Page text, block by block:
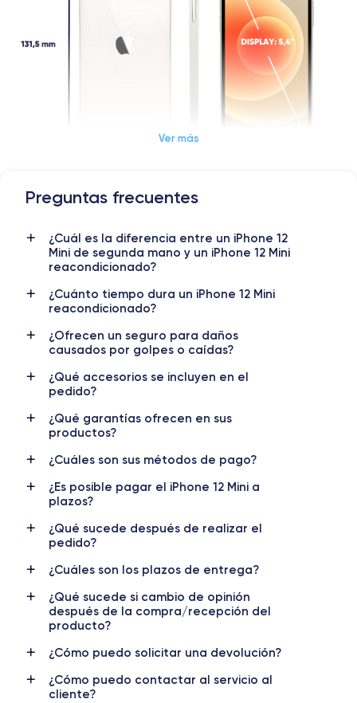
Dimensiones y Peso iPhone 12 Mini
Lanzamiento
13/10/2020
Sist. operativo
iOS (iOS 26)
Dimensiones
131.5×64.2×7.4 mm
Peso
Pantalla
IPS LCD
Resol. pantalla
2340 x 1080 píxeles
Nombre CPU
Apple A14 Bionic 6
Nombre GPU
4 Core GPU
Frec. procesador
Cámara
Resolución vídeo
4K - 3840x2160px
Carga rápida
Si, mínimo 20W
3046 mAh SIM + eSIM
Red móvil
Ver más
Preguntas frecuentes
¿Cuál es la diferencia entre un iPhone 12
Mini de segunda mano y un iPhone 12 Mini
reacondicionado?
¿Cuánto tiempo dura un iPhone 12 Mini
reacondicionado?
¿Ofrecen un seguro para daños
causados por golpes o caídas?
¿Qué accesorios se incluyen en el
pedido?
¿Qué garantías ofrecen en sus
productos?
¿Cuáles son sus métodos de pago?
¿Es posible pagar el iPhone 12 Mini a
plazos?
¿Qué sucede después de realizar el
pedido?
¿Cuáles son los plazos de entrega?
¿Qué sucede si cambio de opinión
después de la compra/recepción del
producto?
¿Cómo puedo solicitar una devolución?
¿Cómo puedo contactar al servicio al
cliente?